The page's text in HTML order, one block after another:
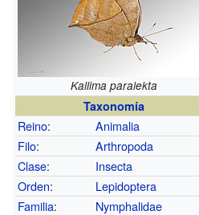
Kallima paralekta
Taxonomía
Reino:
Animalia
Filo:
Arthropoda
Clase:
Insecta
Orden:
Lepidoptera
Familia:
Nymphalidae